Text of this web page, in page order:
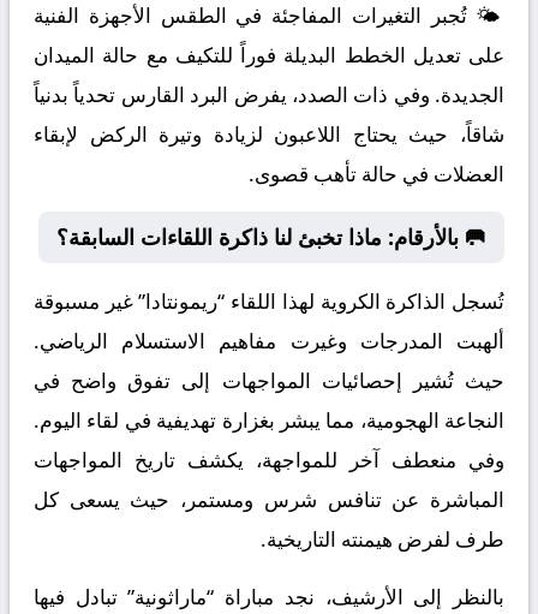
🌤️ تُجبر التغيرات المفاجئة في الطقس الأجهزة الفنية
على تعديل الخطط البديلة فوراً للتكيف مع حالة الميدان
الجديدة. وفي ذات الصدد، يفرض البرد القارس تحدياً بدنياً
شاقاً، حيث يحتاج اللاعبون لزيادة وتيرة الركض لإبقاء
العضلات في حالة تأهب قصوى.
🥅 بالأرقام: ماذا تخبئ لنا ذاكرة اللقاءات السابقة؟
تُسجل الذاكرة الكروية لهذا اللقاء “ريمونتادا” غير مسبوقة
ألهبت المدرجات وغيرت مفاهيم الاستسلام الرياضي.
حيث تُشير إحصائيات المواجهات إلى تفوق واضح في
النجاعة الهجومية، مما يبشر بغزارة تهديفية في لقاء اليوم.
وفي منعطف آخر للمواجهة، يكشف تاريخ المواجهات
المباشرة عن تنافس شرس ومستمر، حيث يسعى كل
طرف لفرض هيمنته التاريخية.
بالنظر إلى الأرشيف، نجد مباراة “ماراثونية” تبادل فيها